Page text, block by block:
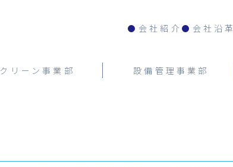
会社紹介 会社沿革
クリーン事業部 設備管理事業部